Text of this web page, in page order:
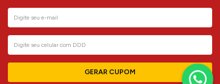
GERAR CUPOM